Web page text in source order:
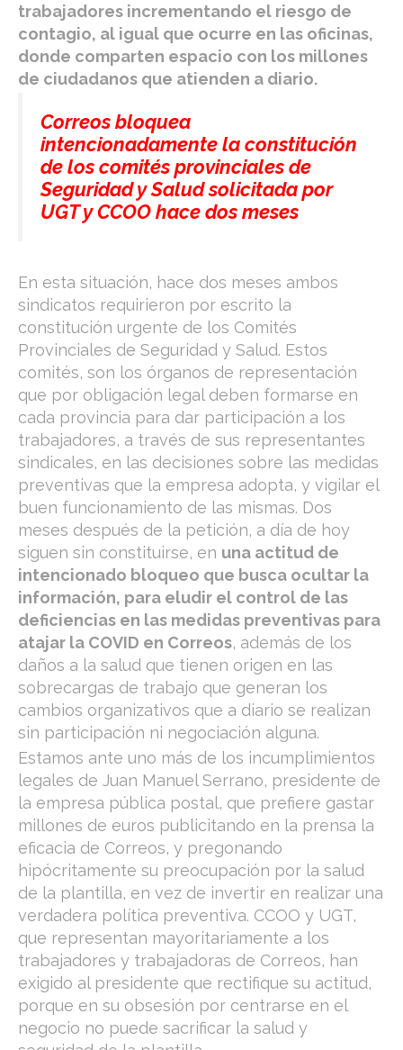
trabajadores incrementando el riesgo de
contagio, al igual que ocurre en las oficinas,
donde comparten espacio con los millones
de ciudadanos que atienden a diario.
Correos bloquea
intencionadamente la constitución
de los comités provinciales de
Seguridad y Salud solicitada por
UGT y CCOO hace dos meses
En esta situación, hace dos meses ambos
sindicatos requirieron por escrito la
constitución urgente de los Comités
Provinciales de Seguridad y Salud. Estos
comités, son los órganos de representación
que por obligación legal deben formarse en
cada provincia para dar participación a los
trabajadores, a través de sus representantes
sindicales, en las decisiones sobre las medidas
preventivas que la empresa adopta, y vigilar el
buen funcionamiento de las mismas. Dos
meses después de la petición, a día de hoy
siguen sin constituirse, en una actitud de
intencionado bloqueo que busca ocultar la
información, para eludir el control de las
deficiencias en las medidas preventivas para
atajar la COVID en Correos, además de los
daños a la salud que tienen origen en las
sobrecargas de trabajo que generan los
cambios organizativos que a diario se realizan
sin participación ni negociación alguna.
Estamos ante uno más de los incumplimientos
legales de Juan Manuel Serrano, presidente de
la empresa pública postal, que prefiere gastar
millones de euros publicitando en la prensa la
eficacia de Correos, y pregonando
hipócritamente su preocupación por la salud
de la plantilla, en vez de invertir en realizar una
verdadera política preventiva. CCOO y UGT,
que representan mayoritariamente a los
trabajadores y trabajadoras de Correos, han
exigido al presidente que rectifique su actitud,
porque en su obsesión por centrarse en el
negocio no puede sacrificar la salud y